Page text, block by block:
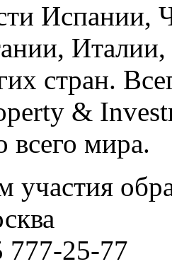
Испании,
стран.
&
всего мира.
участия
777-25-77